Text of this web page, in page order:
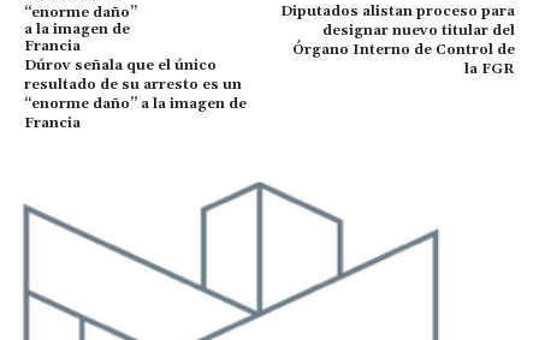
Dúrov señala que el único
resultado de su arresto es un
“enorme daño” a la imagen de
Francia
Diputados alistan proceso para
designar nuevo titular del
Órgano Interno de Control de
la FGR